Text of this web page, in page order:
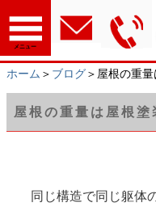
メニュー
ホーム ＞ ブログ ＞屋根の重
屋根の重量は屋根塗
同じ構造で同じ躯体